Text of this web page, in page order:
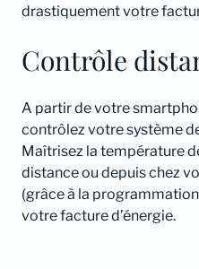
drastiquement votre
Contrôle
A partir de votre
contrôlez votre système
Maîtrisez la température
distance ou depuis chez
(grâce à la
votre facture d’énergie.